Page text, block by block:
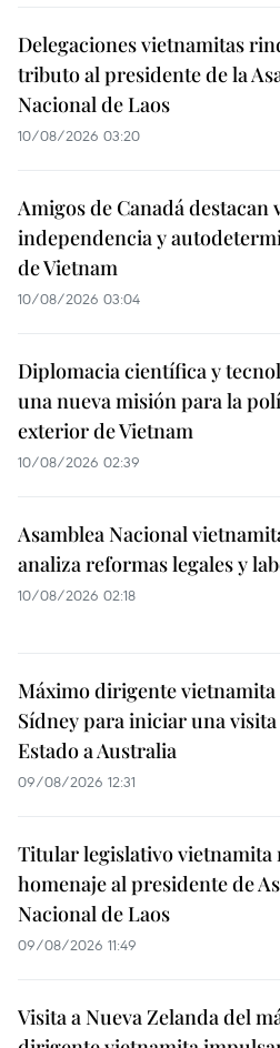
Delegaciones vietnamitas
tributo al presidente de la
Nacional de Laos
10/08/2026 03:20
Amigos de Canadá destacan
independencia y
de Vietnam
10/08/2026 03:04
Diplomacia científica y
una nueva misión para la
exterior de Vietnam
10/08/2026 02:39
Asamblea Nacional
analiza reformas legales y
10/08/2026 02:18
Máximo dirigente vietnamita
Sídney para iniciar una
Estado a Australia
09/08/2026 12:31
Titular legislativo vietnamita
homenaje al presidente de
Nacional de Laos
09/08/2026 11:49
Visita a Nueva Zelanda del